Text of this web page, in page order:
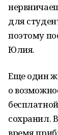
для
поэтому
Юлия.
Еще один
о
сохранил.